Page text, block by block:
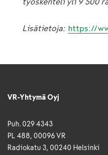
Lisätietoja: https://
VR-Yhtymä Oyj
Puh. 029 4343
PL 488, 00096 VR
Radiokatu 3, 00240 Helsinki